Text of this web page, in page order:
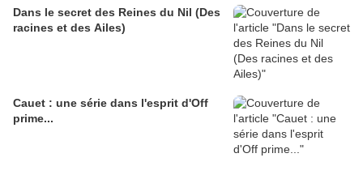
Dans le secret des Reines du Nil (Des
racines et des Ailes)
Cauet : une série dans l'esprit d'Off
prime...